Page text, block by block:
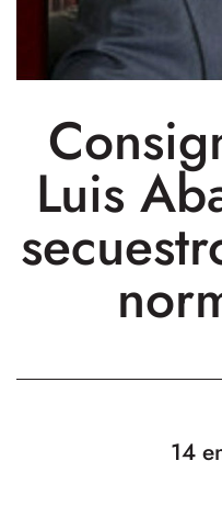
Luis
14